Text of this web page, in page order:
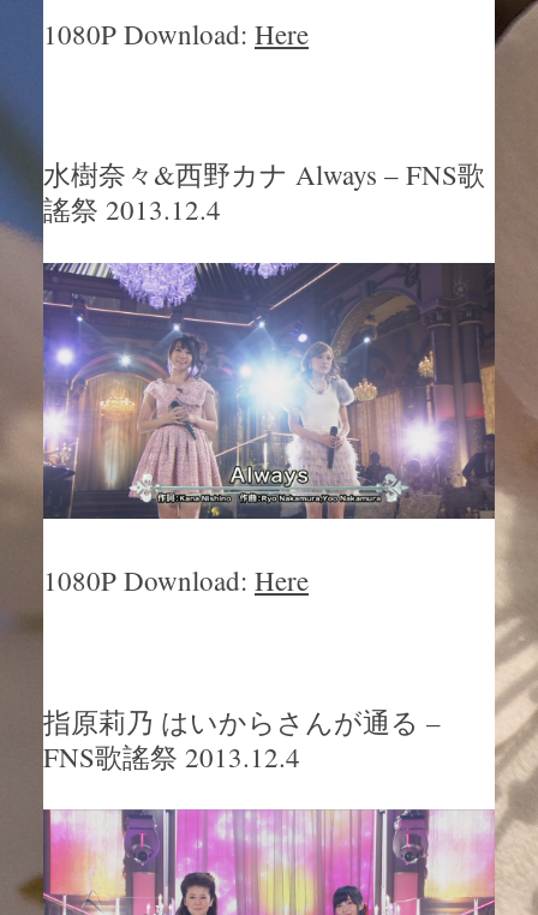
1080P Download: Here
水樹奈々&西野カナ Always – FNS歌
謠祭 2013.12.4
1080P Download: Here
指原莉乃 はいからさんが通る –
FNS歌謠祭 2013.12.4